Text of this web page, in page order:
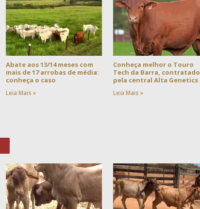
Abate aos 13/14 meses com
mais de 17 arrobas de média:
conheça o caso
Leia Mais »
Conheça melhor o Touro
Tech da Barra, contratado
pela central Alta Genetics
Leia Mais »